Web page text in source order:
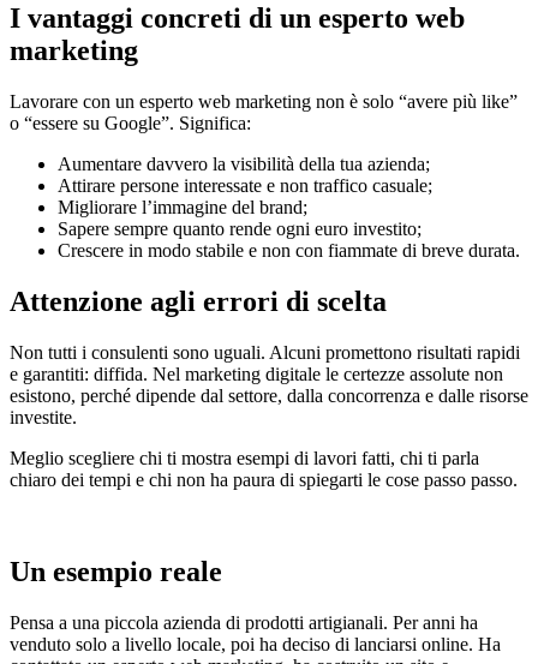
I vantaggi concreti di un esperto web
marketing
Lavorare con un esperto web marketing non è solo “avere più like”
o “essere su Google”. Significa:
Aumentare davvero la visibilità della tua azienda;
Attirare persone interessate e non traffico casuale;
Migliorare l’immagine del brand;
Sapere sempre quanto rende ogni euro investito;
Crescere in modo stabile e non con fiammate di breve durata.
Attenzione agli errori di scelta
Non tutti i consulenti sono uguali. Alcuni promettono risultati rapidi
e garantiti: diffida. Nel marketing digitale le certezze assolute non
esistono, perché dipende dal settore, dalla concorrenza e dalle risorse
investite.
Meglio scegliere chi ti mostra esempi di lavori fatti, chi ti parla
chiaro dei tempi e chi non ha paura di spiegarti le cose passo passo.
Un esempio reale
Pensa a una piccola azienda di prodotti artigianali. Per anni ha
venduto solo a livello locale, poi ha deciso di lanciarsi online. Ha